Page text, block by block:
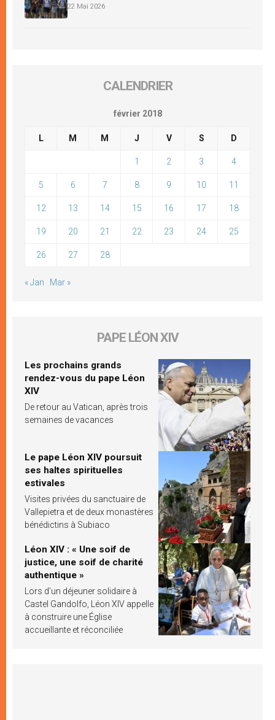
22 Mai 2026
CALENDRIER
février 2018
L M M J V S D
1 2 3 4
5 6 7 8 9 10 11
12 13 14 15 16 17 18
19 20 21 22 23 24 25
26 27 28
« Jan Mar »
PAPE LÉON XIV
Les prochains grands
rendez-vous du pape Léon
XIV
De retour au Vatican, après trois
semaines de vacances
Le pape Léon XIV poursuit
ses haltes spirituelles
estivales
Visites privées du sanctuaire de
Vallepietra et de deux monastères
bénédictins à Subiaco
Léon XIV : « Une soif de
justice, une soif de charité
authentique »
Lors d’un déjeuner solidaire à
Castel Gandolfo, Léon XIV appelle
à construire une Église
accueillante et réconciliée